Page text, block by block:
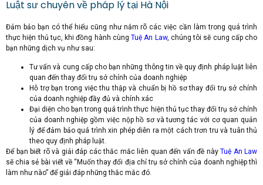
Luật sư chuyên về pháp lý tại Hà Nội
Đảm bảo bạn có thể hiểu cũng như nắm rõ các việc cần làm trong quá trình
thực hiện thủ tục, khi đồng hành cùng Tuệ An Law, chúng tôi sẽ cung cấp cho
bạn những dịch vụ như sau:
Tư vấn và cung cấp cho bạn những thông tin về quy định pháp luật liên
quan đến thay đổi trụ sở chính của doanh nghiệp
Hỗ trợ bạn trong việc thu thập và chuẩn bị hồ sơ thay đổi trụ sở chính
của doanh nghiệp đầy đủ và chính xác
Đại diện cho bạn trong quá trình thực hiện thủ tục thay đổi trụ sở chính
của doanh nghiệp gồm việc nộp hồ sơ và tương tác với cơ quan quản
lý để đảm bảo quá trình xin phép diễn ra một cách trơn tru và tuân thủ
theo quy định pháp luật.
Để bạn biết rõ và giải đáp các thắc mắc liên quan đến vấn đề này Tuệ An Law
sẽ chia sẻ bài viết về “Muốn thay đổi địa chỉ trụ sở chính của doanh nghiệp thì
làm như nào” để giải đáp những thắc mắc đó.